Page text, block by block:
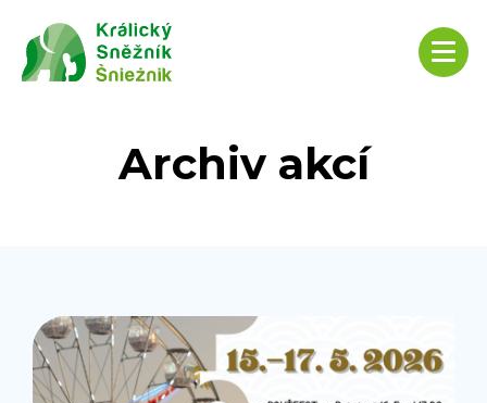
Archiv akcí